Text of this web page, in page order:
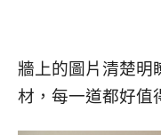
牆上的圖片清楚明
材，每一道都好值